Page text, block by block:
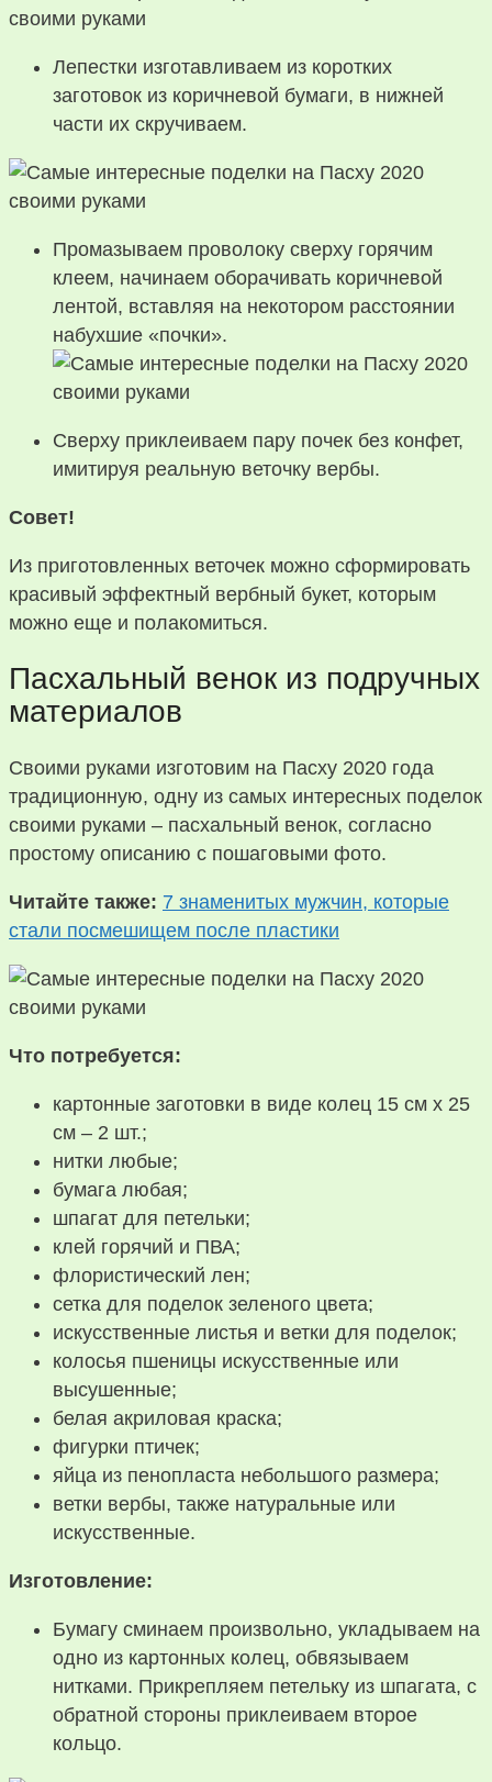
Лепестки изготавливаем из коротких
заготовок из коричневой бумаги, в нижней
части их скручиваем.
Промазываем проволоку сверху горячим
клеем, начинаем оборачивать коричневой
лентой, вставляя на некотором расстоянии
набухшие «почки».
Сверху приклеиваем пару почек без конфет,
имитируя реальную веточку вербы.
Совет!
Из приготовленных веточек можно сформировать
красивый эффектный вербный букет, которым
можно еще и полакомиться.
Пасхальный венок из подручных
материалов
Своими руками изготовим на Пасху 2020 года
традиционную, одну из самых интересных поделок
своими руками – пасхальный венок, согласно
простому описанию с пошаговыми фото.
Читайте также: 7 знаменитых мужчин, которые
стали посмешищем после пластики
Что потребуется:
картонные заготовки в виде колец 15 см х 25
см – 2 шт.;
нитки любые;
бумага любая;
шпагат для петельки;
клей горячий и ПВА;
флористический лен;
сетка для поделок зеленого цвета;
искусственные листья и ветки для поделок;
колосья пшеницы искусственные или
высушенные;
белая акриловая краска;
фигурки птичек;
яйца из пенопласта небольшого размера;
ветки вербы, также натуральные или
искусственные.
Изготовление:
Бумагу сминаем произвольно, укладываем на
одно из картонных колец, обвязываем
нитками. Прикрепляем петельку из шпагата, с
обратной стороны приклеиваем второе
кольцо.